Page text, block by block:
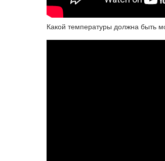
Какой температуры должна быть